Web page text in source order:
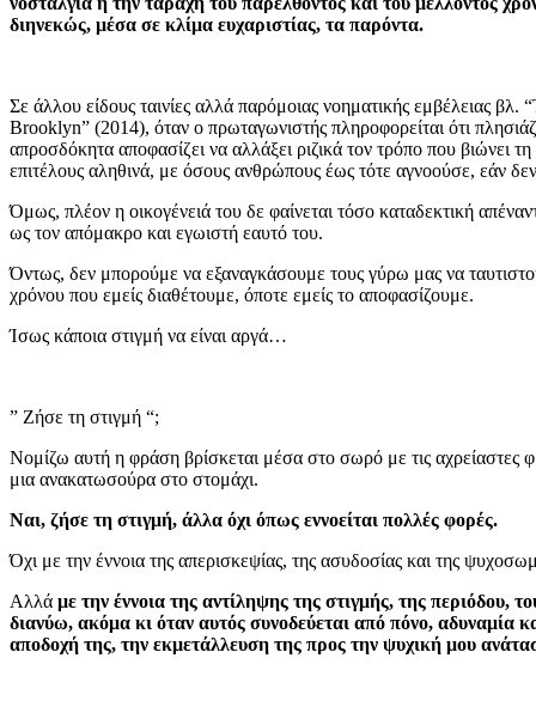
διηνεκώς, μέσα σε κλίμα ευχαριστίας, τα παρόντα.
Σε άλλου είδους ταινίες αλλά παρόμοιας νοηματικής εμβέλειας
Brooklyn” (2014), όταν ο πρωταγωνιστής πληροφορείται ότι
απροσδόκητα αποφασίζει να αλλάξει ριζικά τον τρόπο που βιώνει
επιτέλους αληθινά, με όσους ανθρώπους έως τότε αγνοούσε, εάν
Όμως, πλέον η οικογένειά του δε φαίνεται τόσο καταδεκτική
ως τον απόμακρο και εγωιστή εαυτό του.
Όντως, δεν μπορούμε να εξαναγκάσουμε τους γύρω μας να
χρόνου που εμείς διαθέτουμε, όποτε εμείς το αποφασίζουμε.
Ίσως κάποια στιγμή να είναι αργά…
” Ζήσε τη στιγμή “;
Νομίζω αυτή η φράση βρίσκεται μέσα στο σωρό με τις αχρείαστες
μια ανακατωσούρα στο στομάχι.
Ναι, ζήσε τη στιγμή, άλλα όχι όπως εννοείται πολλές φορές.
Όχι με την έννοια της απερισκεψίας, της ασυδοσίας και της
Αλλά με την έννοια της αντίληψης της στιγμής, της περιόδου,
διανύω, ακόμα κι όταν αυτός συνοδεύεται από πόνο, αδυναμία
αποδοχή της, την εκμετάλλευση της προς την ψυχική μου